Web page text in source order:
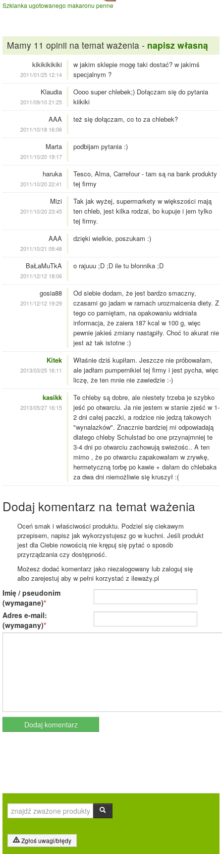
Szklanka ugotowanego makaronu penne
Mamy 11 opinii na temat ważenia - napisz własną
kikikikikiki
2011/01/25 12:14
w jakim sklepie mogę taki dostać? w jakimś
specjalnym ?
Klaudia
2011/09/10 21:25
Oooo super chlebek;) Dołączam się do pytania
kiikiki
AAA
2011/10/18 16:06
też się dołączam, co to za chlebek?
Marta
2011/10/20 19:17
podbijam pytania :)
haruka
2011/10/20 22:41
Tesco, Alma, Carrefour - tam są na bank produkty
tej firmy
Mizi
2011/10/20 23:45
Tak jak wyżej, supermarkety w większości mają
ten chleb, jest kilka rodzai, bo kupuje i jem tylko
tej firmy.
AAA
2011/10/21 09:48
dzięki wielkie, poszukam :)
BaŁaMuTkA
2011/12/12 18:06
o rajuuu ;D ;D ile tu błonnika ;D
gosia88
2011/12/12 19:29
Od siebie dodam, że jest bardzo smaczny,
czasami go jadam w ramach urozmaicenia diety. Z
tego co pamiętam, na opakowaniu widniała
informacja, że zaiera 187 kcal w 100 g, więc
pewnie jakieś zmiany nastąpiły. Choć to akurat nie
jest aż tak istotne :)
Kitek
2013/03/25 16:11
Właśnie dziś kupiłam. Jeszcze nie próbowałam,
ale jadłam pumpernikiel tej firmy i jest pycha, więc
liczę, że ten mnie nie zawiedzie :-)
kasikk
2013/05/27 16:15
Te chleby są dobre, ale niestety trzeba je szybko
jeść po otwarciu. Ja nie jestem w stanie zjeść w 1-
2 dni całej paczki, a rodzice nie jedzą takowych
"wynalazków". Znacznie bardziej mi odpowiadają
dlatego chleby Schulstad bo one przynajmniej te
3-4 dni po otwarciu zachowują swieżośc.. A ten
mimo , że po otwarciu zapakowałam w zrywkę,
hermetyczną torbę po kawie + dałam do chlebaka
za dwa dni niemożliwie się kruszył :(
Dodaj komentarz na temat ważenia
Oceń smak i właściwości produktu. Podziel się ciekawym
przepisem, napisz jak wykorzystujesz go w kuchni. Jeśli produkt
jest dla Ciebie nowością nie krępuj się pytać o sposób
przyrządzania czy dostępność.
Możesz dodać komentarz jako niezalogowany lub zaloguj się
albo zarejestuj aby w pełni korzystać z ileważy.pl
Imię / pseudonim
(wymagane)
Adres e-mail:
(wymagany)
Zgłoś uwagi/błędy